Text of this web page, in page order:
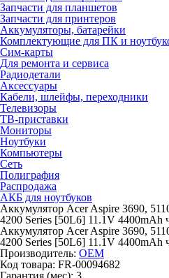
Запчасти для планшетов
Запчасти для принтеров
Аккумуляторы, батарейки
Комплектующие для ПК и
Сим-карты
Для ремонта и сервиса
Радиодетали
Аксессуары
Кабели, шлейфы, переходники
Телевизоры
ТВ-приставки
Мониторы
Ноутбуки
Компьютеры
Сеть
Полиграфия
Распродажа
АКБ для ноутбуков
Аккумулятор Acer Aspire 3690,
4200 Series [50L6] 11.1V 4400mAh
Аккумулятор Acer Aspire 3690,
4200 Series [50L6] 11.1V 4400mAh
Производитель: OEM
Код товара: FR-00094682
Гарантия (мес): 3